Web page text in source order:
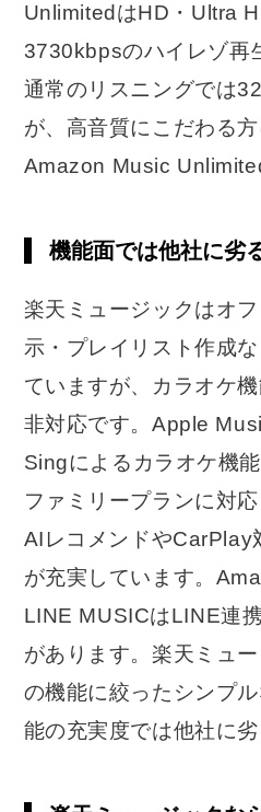
UnlimitedはHD・Ultra
3730kbpsのハイレゾ再
通常のリスニングでは
が、高音質にこだわる
Amazon Music
機能面では他社に劣
楽天ミュージックはオ
示・プレイリスト作成
ていますが、カラオケ
非対応です。Apple
Singによるカラオケ機
ファミリープランに対
AIレコメンドやCarPlay
が充実しています。
LINE MUSICはLINE連
があります。楽天ミュ
の機能に絞ったシンプ
能の充実度では他社に劣